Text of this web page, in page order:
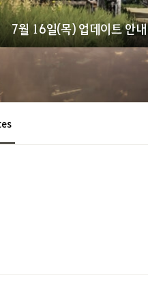
7월 16일(목) 업데이트 안내